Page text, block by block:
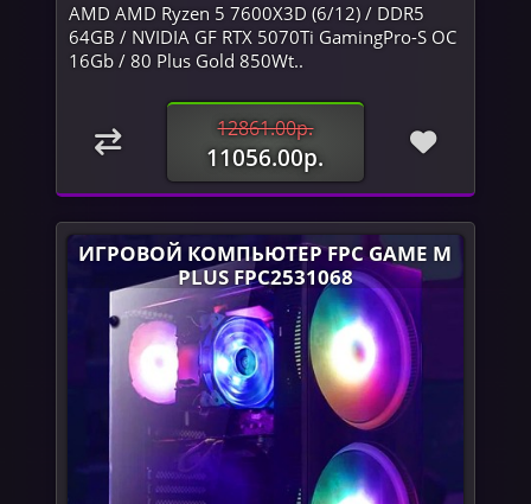
AMD AMD Ryzen 5 7600X3D (6/12) / DDR5
64GB / NVIDIA GF RTX 5070Ti GamingPro-S OC
16Gb / 80 Plus Gold 850Wt..
12861.00р.
11056.00р.
ИГРОВОЙ КОМПЬЮТЕР FPC GAME M
PLUS FPC2531068